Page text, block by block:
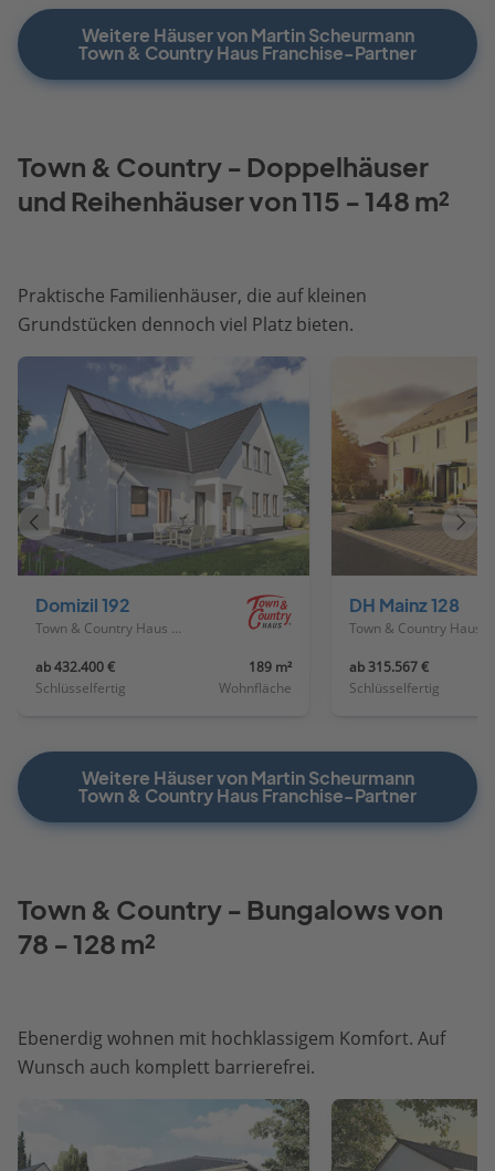
Weitere Häuser von Martin Scheurmann
Town & Country Haus Franchise-Partner
Town & Country - Doppelhäuser
und Reihenhäuser von 115 - 148 m²
Praktische Familienhäuser, die auf kleinen
Grundstücken dennoch viel Platz bieten.
Domizil 192
Town & Country Haus Deutschland
ab 432.400 €
Schlüsselfertig
189 m²
Wohnfläche
DH Mainz 128
ab 315.567 €
Schlüsselfertig
Vorheriges
Haus
Haus
Weitere Häuser von Martin Scheurmann
Town & Country Haus Franchise-Partner
Town & Country - Bungalows von
78 - 128 m²
Ebenerdig wohnen mit hochklassigem Komfort. Auf
Wunsch auch komplett barrierefrei.